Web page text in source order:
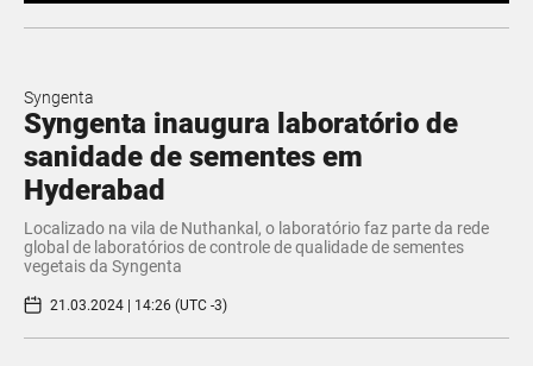
Syngenta
Syngenta inaugura laboratório de
sanidade de sementes em
Hyderabad
Localizado na vila de Nuthankal, o laboratório faz parte da rede
global de laboratórios de controle de qualidade de sementes
vegetais da Syngenta
21.03.2024 | 14:26 (UTC -3)